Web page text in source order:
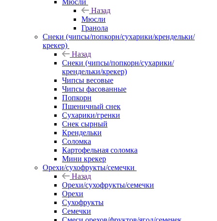
Мюсли
Назад
Мюсли
Гранола
Снеки (чипсы/попкорн/сухарики/крендельки/
крекер)
Назад
Снеки (чипсы/попкорн/сухарики/
крендельки/крекер)
Чипсы весовые
Чипсы фасованные
Попкорн
Пшеничный снек
Сухарики/гренки
Снек сырный
Крендельки
Соломка
Картофельная соломка
Мини крекер
Орехи/сухофрукты/семечки
Назад
Орехи/сухофрукты/семечки
Орехи
Сухофрукты
Семечки